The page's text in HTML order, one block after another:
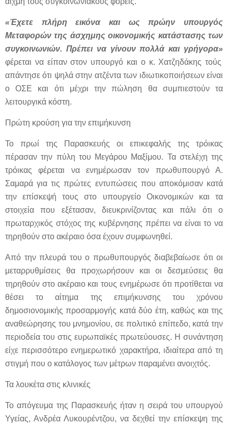
«Έχετε πλήρη εικόνα και ως πρώην υπουργός
Μεταφορών της άσχημης οικονομικής κατάστασης των
συγκοινωνιών. Πρέπει να γίνουν πολλά και γρήγορα»
φέρεται να είπαν στον υπουργό και ο κ. Χατζηδάκης τούς
απάντησε ότι ψηλά στην ατζέντα των ιδιωτικοποιήσεων είναι
ο ΟΣΕ και ότι μέχρι την πώληση θα συμπιεστούν τα
λειτουργικά κόστη.
Πρώτη κρούση για την επιμήκυνση
Το πρωί της Παρασκευής οι επικεφαλής της τρόικας
πέρασαν την πύλη του Μεγάρου Μαξίμου. Τα στελέχη της
τρόικας φέρεται να ενημέρωσαν τον πρωθυπουργό Α.
Σαμαρά για τις πρώτες εντυπώσεις που αποκόμισαν κατά
την επίσκεψή τους στο υπουργείο Οικονομικών και τα
στοιχεία που εξέτασαν, διευκρινίζοντας και πάλι ότι ο
πρωταρχικός στόχος της κυβέρνησης πρέπει να είναι το να
τηρηθούν στο ακέραιο όσα έχουν συμφωνηθεί.
Από την πλευρά του ο πρωθυπουργός διαβεβαίωσε ότι οι
μεταρρυθμίσεις θα προχωρήσουν και οι δεσμεύσεις θα
τηρηθούν στο ακέραιο και τους ενημέρωσε ότι προτίθεται να
θέσει το αίτημα της επιμήκυνσης του χρόνου
δημοσιονομικής προσαρμογής κατά δύο έτη, καθώς και της
αναθεώρησης του μνημονίου, σε πολιτικό επίπεδο, κατά την
περιοδεία του στις ευρωπαϊκές πρωτεύουσες. Η συνάντηση
είχε περισσότερο ενημερωτικό χαρακτήρα, ιδιαίτερα από τη
στιγμή που ο κατάλογος των μέτρων παραμένει ανοιχτός.
Τα λουκέτα στις κλινικές
Το απόγευμα της Παρασκευής ήταν η σειρά του υπουργού
Υγείας, Ανδρέα Λυκουρέντζου, να δεχθεί την επίσκεψη της